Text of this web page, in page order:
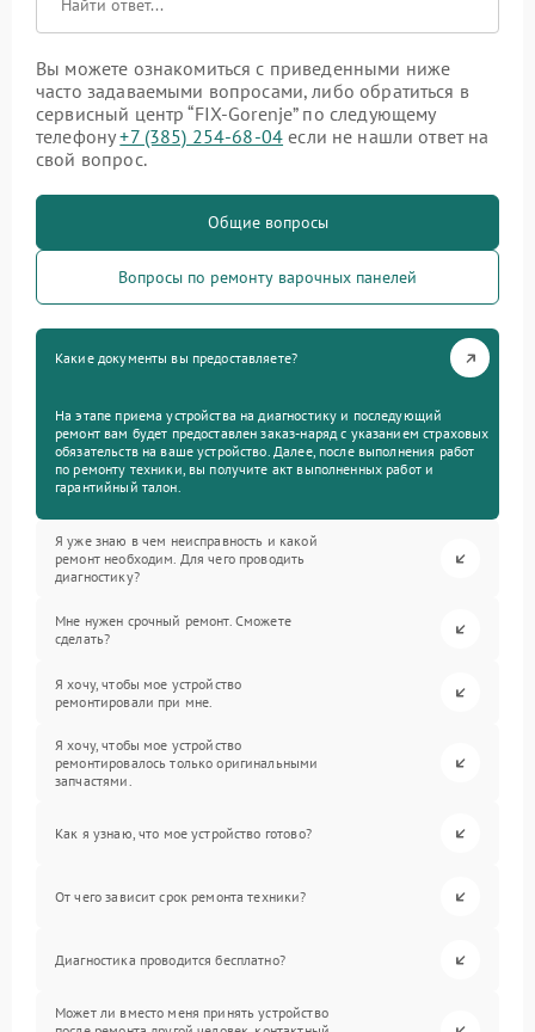
Вы можете ознакомиться с приведенными ниже
часто задаваемыми вопросами, либо обратиться в
сервисный центр “FIX-Gorenje” по следующему
телефону+7 (385) 254-68-04 если не нашли ответ на
свой вопрос.
Общие вопросы
Вопросы по ремонту варочных панелей
Какие документы вы предоставляете?
На этапе приема устройства на диагностику и последующий
ремонт вам будет предоставлен заказ-наряд с указанием страховых
обязательств на ваше устройство. Далее, после выполнения работ
по ремонту техники, вы получите акт выполненных работ и
гарантийный талон.
Я уже знаю в чем неисправность и какой
ремонт необходим. Для чего проводить
диагностику?
Мне нужен срочный ремонт. Сможете
сделать?
Я хочу, чтобы мое устройство
ремонтировали при мне.
Я хочу, чтобы мое устройство
ремонтировалось только оригинальными
запчастями.
Как я узнаю, что мое устройство готово?
От чего зависит срок ремонта техники?
Диагностика проводится бесплатно?
Может ли вместо меня принять устройство